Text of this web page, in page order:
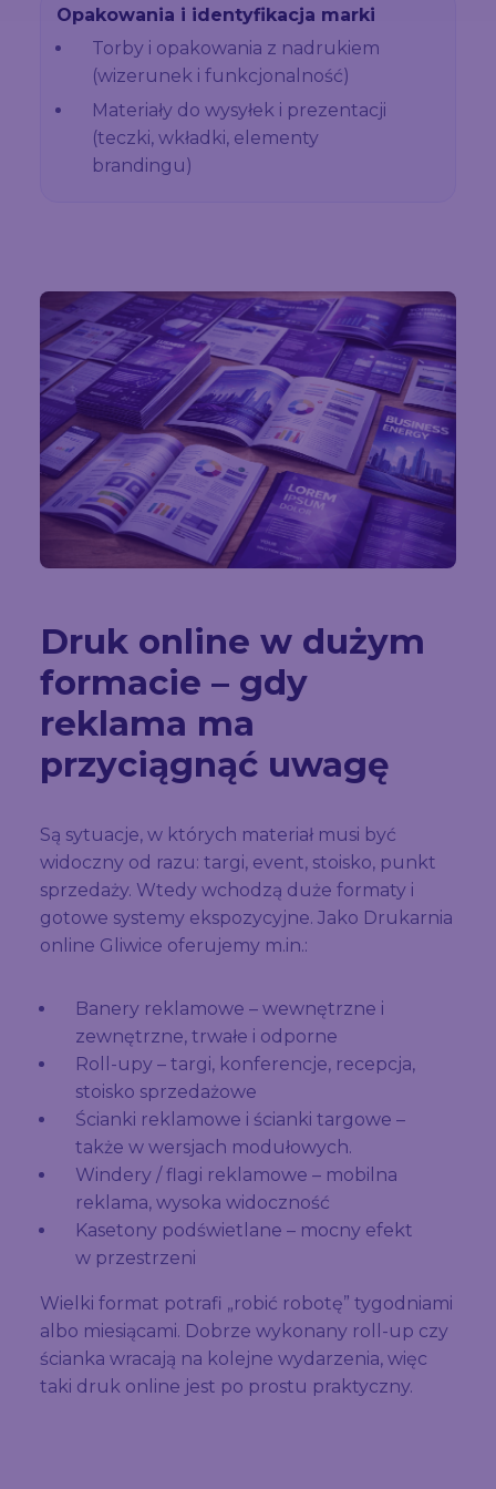
Opakowania i identyfikacja marki
Torby i opakowania z nadrukiem
(wizerunek i funkcjonalność)
Materiały do wysyłek i prezentacji
(teczki, wkładki, elementy
brandingu)
Druk online w dużym
formacie – gdy
reklama ma
przyciągnąć uwagę
Są sytuacje, w których materiał musi być
widoczny od razu: targi, event, stoisko, punkt
sprzedaży. Wtedy wchodzą duże formaty i
gotowe systemy ekspozycyjne. Jako Drukarnia
online Gliwice oferujemy m.in.:
Banery reklamowe – wewnętrzne i
zewnętrzne, trwałe i odporne
Roll-upy – targi, konferencje, recepcja,
stoisko sprzedażowe
Ścianki reklamowe i ścianki targowe –
także w wersjach modułowych.
Windery / flagi reklamowe – mobilna
reklama, wysoka widoczność
Kasetony podświetlane – mocny efekt
w przestrzeni
Wielki format potrafi „robić robotę” tygodniami
albo miesiącami. Dobrze wykonany roll-up czy
ścianka wracają na kolejne wydarzenia, więc
taki druk online jest po prostu praktyczny.